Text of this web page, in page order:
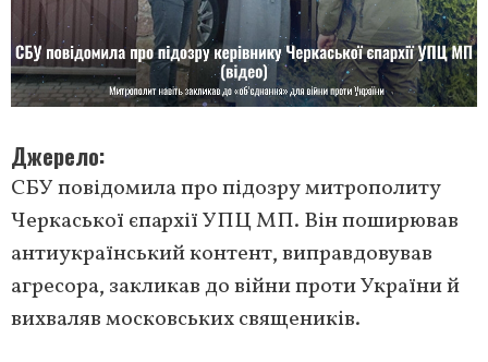
Джерело
СБУ повідомила про підозру митрополиту
Черкаської єпархії УПЦ МП. Він поширював
антиукраїнський контент, виправдовував
агресора, закликав до війни проти України й
вихваляв московських священиків.